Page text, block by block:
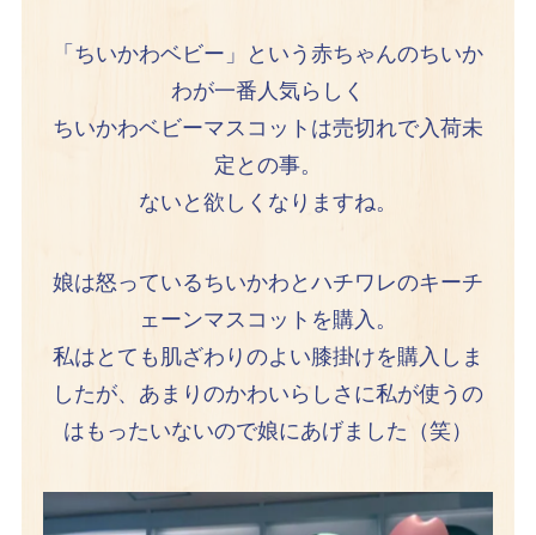
「ちいかわベビー」という赤ちゃんのちいか
わが一番人気らしく
ちいかわベビーマスコットは売切れで入荷未
定との事。
ないと欲しくなりますね。
娘は怒っているちいかわとハチワレのキーチ
ェーンマスコットを購入。
私はとても肌ざわりのよい膝掛けを購入しま
したが、あまりのかわいらしさに私が使うの
はもったいないので娘にあげました（笑）